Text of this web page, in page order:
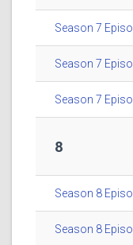
Season 7
Season 7
Season 7
8
Season 8
Season 8